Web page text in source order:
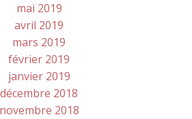
mai 2019
avril 2019
mars 2019
février 2019
janvier 2019
décembre 2018
novembre 2018